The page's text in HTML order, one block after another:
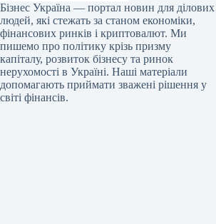
Бізнес Україна — портал новин для ділових
людей, які стежать за станом економіки,
фінансових ринків і криптовалют. Ми
пишемо про політику крізь призму
капіталу, розвиток бізнесу та ринок
нерухомості в Україні. Наші матеріали
допомагають приймати зважені рішення у
світі фінансів.